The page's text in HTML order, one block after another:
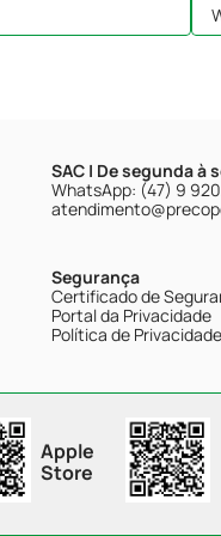
SAC | De segunda à
WhatsApp: (47) 9
Segurança
Certificado de
Portal da Privacidade
Política de Privacidade
Apple
Store